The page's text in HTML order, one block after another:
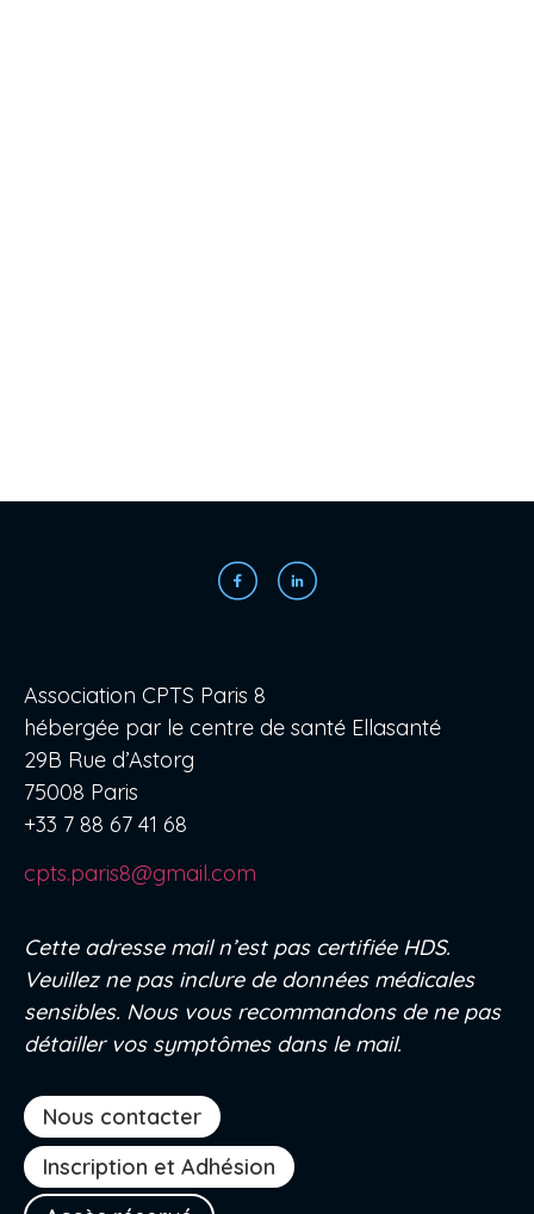
Nous contacter
Inscription et Adhésion
Association CPTS Paris 8
hébergée par le centre de santé Ellasanté
29B Rue d’Astorg
75008 Paris
+33 7 88 67 41 68
cpts.paris8@gmail.com
Cette adresse mail n’est pas certifiée HDS.
Veuillez ne pas inclure de données médicales
sensibles. Nous vous recommandons de ne pas
détailler vos symptômes dans le mail.